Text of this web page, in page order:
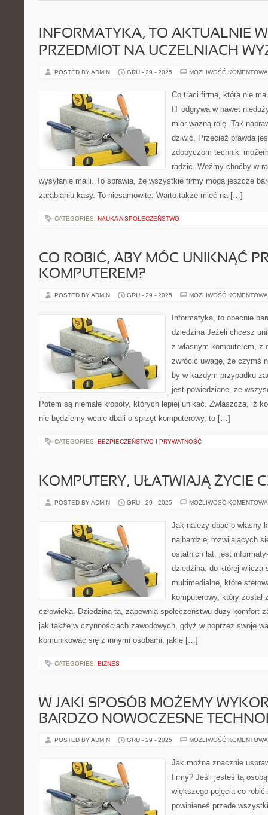
INFORMATYKA, TO AKTUALNIE
PRZEDMIOT NA UCZELNIACH
POSTED BY ADMIN GRU - 29 - 2025 MOŻLIWOŚĆ
Co traci firma, która nie
IT odgrywa w nawet
miar ważną rolę. Tak
dziwić. Przecież prawda
zdobyczom techniki
radzić. Weźmy choćby w
wysyłanie maili. To sprawia, że wszystkie firmy mogą jeszcze
zarabianiu kasy. To niesamowite. Warto także mieć na […]
CATEGORIES: NAUKA A SPOŁECZEŃSTWO
CO ROBIĆ, ABY MÓC UNIKNĄĆ
KOMPUTEREM?
POSTED BY ADMIN GRU - 29 - 2025 MOŻLIWOŚĆ
Informatyka, to obecnie
dziedzina Jeżeli chcesz
z własnym komputerem, z
zwrócić uwagę, że czymś
by w każdym przypadku
jest powiedziane, że
Potem są niemałe kłopoty, których lepiej unikać. Zwłaszcza, iż
nie będziemy wcale dbali o sprzęt komputerowy, to […]
CATEGORIES: BEZPIECZEŃSTWO I PRYWATNOŚĆ
KOMPUTERY, UŁATWIAJĄ ŻYCIE
POSTED BY ADMIN GRU - 29 - 2025 MOŻLIWOŚĆ
Jak należy dbać o własny
najbardziej rozwijających
ostatnich lat, jest
dziedzina, do której wlicza
multimedialne, które
komputerowy, który został
człowieka. Dziedzina ta, zapewnia społeczeństwu duży komfort
jak także w czynnościach zawodowych, gdyż w poprzez swoje
komunikować się z innymi osobami, jakie […]
CATEGORIES: BIZNES
W JAKI SPOSÓB MOŻEMY
BARDZO NOWOCZESNE
POSTED BY ADMIN GRU - 29 - 2025 MOŻLIWOŚĆ
Jak można znacznie
firmy? Jeśli jesteś tą
większego pojęcia co
powinieneś przede